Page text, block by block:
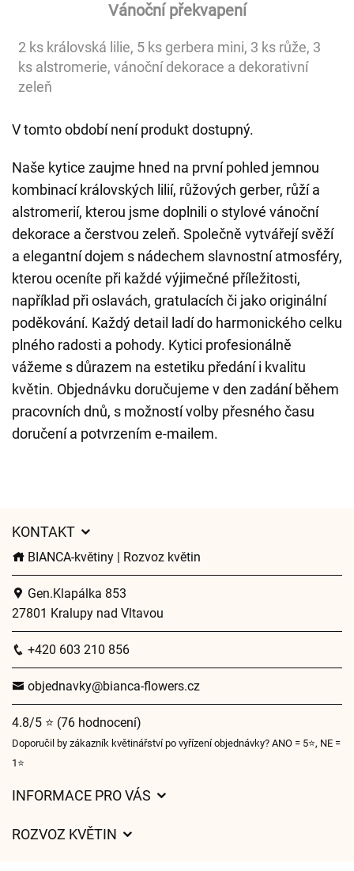
Vánoční překvapení
2 ks královská lilie, 5 ks gerbera mini, 3 ks růže, 3
ks alstromerie, vánoční dekorace a dekorativní
zeleň
V tomto období není produkt dostupný.
Naše kytice zaujme hned na první pohled jemnou
kombinací královských lilií, růžových gerber, růží a
alstromerií, kterou jsme doplnili o stylové vánoční
dekorace a čerstvou zeleň. Společně vytvářejí svěží
a elegantní dojem s nádechem slavnostní atmosféry,
kterou oceníte při každé výjimečné příležitosti,
například při oslavách, gratulacích či jako originální
poděkování. Každý detail ladí do harmonického celku
plného radosti a pohody. Kytici profesionálně
vážeme s důrazem na estetiku předání i kvalitu
květin. Objednávku doručujeme v den zadání během
pracovních dnů, s možností volby přesného času
doručení a potvrzením e-mailem.
KONTAKT
BIANCA-květiny | Rozvoz květin
Gen.Klapálka 853
27801 Kralupy nad Vltavou
+420 603 210 856
objednavky@bianca-flowers.cz
4.8/5 ⭐ (76 hodnocení)
Doporučil by zákazník květinářství po vyřízení objednávky? ANO = 5⭐, NE =
1⭐
INFORMACE PRO VÁS
ROZVOZ KVĚTIN